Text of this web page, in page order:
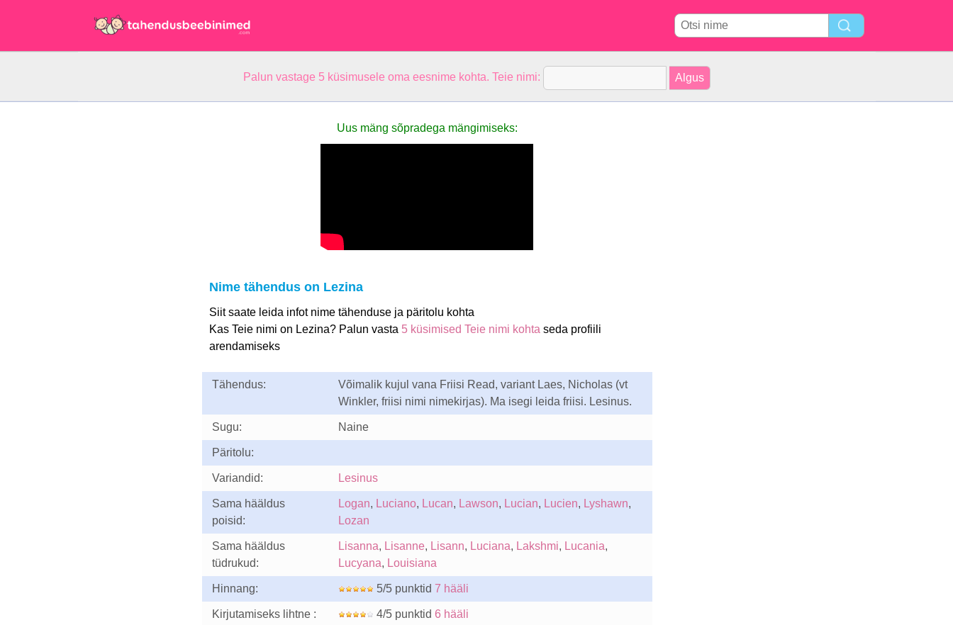
Palun vastage 5 küsimusele oma eesnime kohta. Teie nimi:
Uus mäng sõpradega mängimiseks:
Nime tähendus on Lezina
Siit saate leida infot nime tähenduse ja päritolu kohta
Kas Teie nimi on Lezina? Palun vasta 5 küsimised Teie nimi kohta seda profiili
arendamiseks
Tähendus:
Võimalik kujul vana Friisi Read, variant Laes, Nicholas (vt
Winkler, friisi nimi nimekirjas). Ma isegi leida friisi. Lesinus.
Sugu: Naine
Päritolu:
Variandid: Lesinus
Sama hääldus
poisid:
Logan, Luciano, Lucan, Lawson, Lucian, Lucien, Lyshawn,
Lozan
Sama hääldus
tüdrukud:
Lisanna, Lisanne, Lisann, Luciana, Lakshmi, Lucania,
Lucyana, Louisiana
Hinnang: 5/5 punktid 7 hääli
Kirjutamiseks lihtne : 4/5 punktid 6 hääli